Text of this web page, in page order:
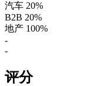
汽车 20%
B2B 20%
地产 100%
-
-
评分